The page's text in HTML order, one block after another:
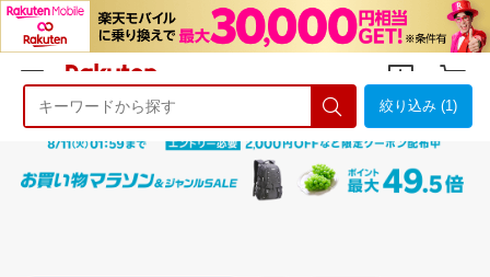
ようこそ 楽天市場へ ログイン
絞り込み (1)